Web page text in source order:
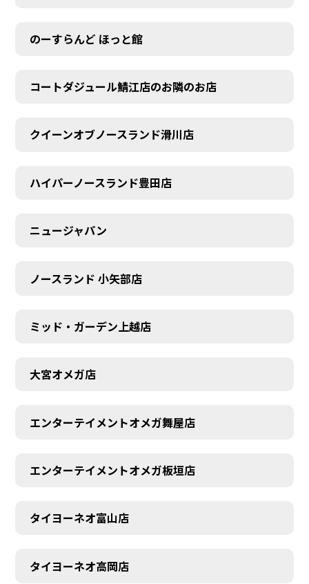
AUDITION
のーすらんど ほっと館
コートダジュール鯖江店のお隣のお店
クイーンオブノースランド滑川店
ハイパーノースランド豊田店
ニュージャパン
ノースランド 小矢部店
ミッド・ガーデン上越店
大宮オメガ店
エンターテイメントオメガ舞屋店
エンターテイメントオメガ板垣店
タイヨーネオ富山店
タイヨーネオ高岡店